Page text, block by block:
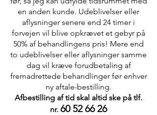
en anden kunde. Udeblivelser eller
aflysninger senere end 24 timer i
forvejen vil blive opkrævet et gebyr på
50% af behandlingens pris! Mere end
to udeblivelser eller aflysninger samme
dag vil kræve forudbetaling af
fremadrettede behandlinger før enhver
ny aftale-bestilling.
Afbestilling af tid skal altid ske på tlf.
nr. 60 52 66 26